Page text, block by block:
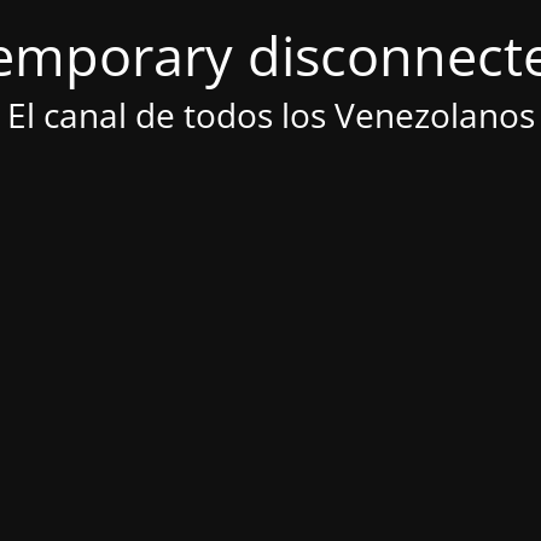
El canal de todos los Venezolanos